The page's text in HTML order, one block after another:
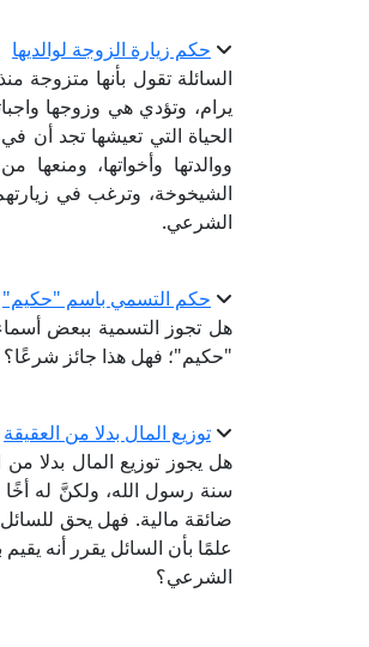
حكم زيارة الزوجة لوالديها
السائلة تقول بأنها متزوجة
يرام، وتؤدي هي وزوجها
الحياة التي تعيشها تجد أن
ووالدتها وأخواتها،
الشيخوخة، وترغب في
الشرعي.
حكم التسمي باسم "حكيم"
هل تجوز التسمية ببعض
"حكيم"؛ فهل هذا جائز شرعًا؟
توزيع المال بدلا من العقيقة
هل يجوز توزيع المال بدلا
سنة رسول الله، ولكنَّ له
ضائقة مالية. فهل يحق
علمًا بأن السائل يقرر أنه
الشرعي؟